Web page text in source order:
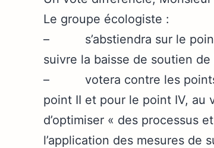
Le groupe écologiste :
– s’abstiendra sur le point
suivre la baisse de soutien
– votera contre les points II
point II et pour le point IV, au
d’optimiser « des processus
l’application des mesures de